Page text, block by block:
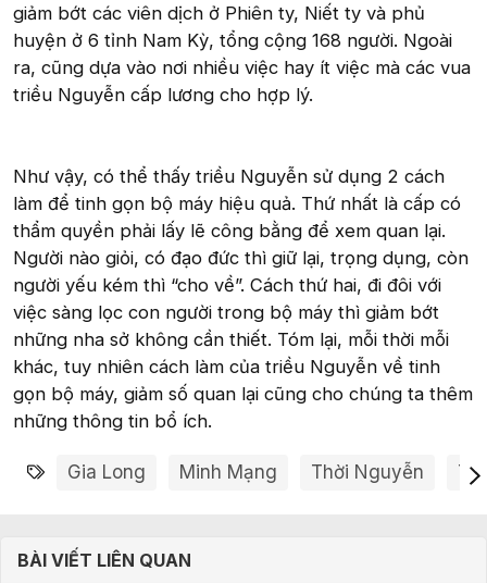
giảm bớt các viên dịch ở Phiên ty, Niết ty và phủ
huyện ở 6 tỉnh Nam Kỳ, tổng cộng 168 người. Ngoài
ra, cũng dựa vào nơi nhiều việc hay ít việc mà các vua
triều Nguyễn cấp lương cho hợp lý.
Như vậy, có thể thấy triều Nguyễn sử dụng 2 cách
làm để tinh gọn bộ máy hiệu quả. Thứ nhất là cấp có
thẩm quyền phải lấy lẽ công bằng để xem quan lại.
Người nào giỏi, có đạo đức thì giữ lại, trọng dụng, còn
người yếu kém thì “cho về”. Cách thứ hai, đi đôi với
việc sàng lọc con người trong bộ máy thì giảm bớt
những nha sở không cần thiết. Tóm lại, mỗi thời mỗi
khác, tuy nhiên cách làm của triều Nguyễn về tinh
gọn bộ máy, giảm số quan lại cũng cho chúng ta thêm
những thông tin bổ ích.
Từ khóa
Gia Long Minh Mạng Thời Nguyễn
BÀI VIẾT LIÊN QUAN